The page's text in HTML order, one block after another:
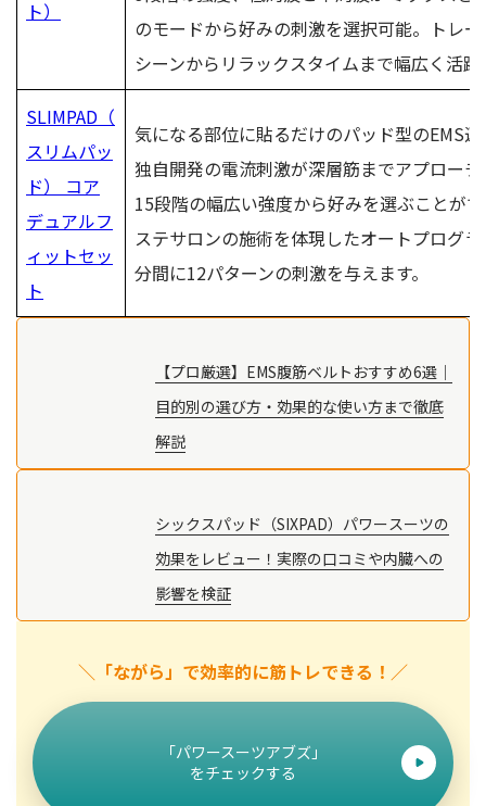
ト）
のモードから好みの刺激を選択可能。トレ
シーンからリラックスタイムまで幅広く活躍
SLIMPAD（
スリムパッ
ド） コア
デュアルフ
ィットセッ
ト
気になる部位に貼るだけのパッド型のEMS
独自開発の電流刺激が深層筋までアプローチ
15段階の幅広い強度から好みを選ぶことが
ステサロンの施術を体現したオートプログ
分間に12パターンの刺激を与えます。
【プロ厳選】EMS腹筋ベルトおすすめ6選｜
目的別の選び方・効果的な使い方まで徹底
解説
シックスパッド（SIXPAD）パワースーツの
効果をレビュー！実際の口コミや内臓への
影響を検証
＼「ながら」で効率的に筋トレできる！／
「パワースーツアブズ」
をチェックする